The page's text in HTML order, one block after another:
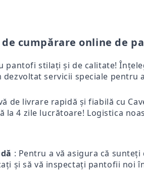
cumpărare online de
pantofi stilați și de calitate!
servicii speciale
de livrare rapidă și fiabilă cu
4 zile lucrătoare! Logistica
: Pentru a vă asigura că
și să vă inspectați pantofii